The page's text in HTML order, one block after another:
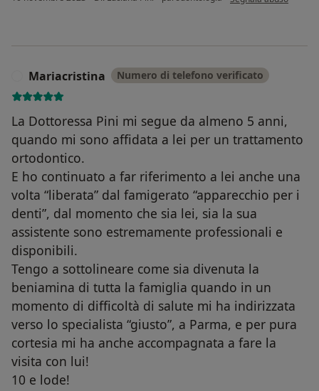
Mariacristina Numero di telefono verificato
La Dottoressa Pini mi segue da almeno 5 anni,
quando mi sono affidata a lei per un trattamento
ortodontico.
E ho continuato a far riferimento a lei anche una
volta “liberata” dal famigerato “apparecchio per i
denti”, dal momento che sia lei, sia la sua
assistente sono estremamente professionali e
disponibili.
Tengo a sottolineare come sia divenuta la
beniamina di tutta la famiglia quando in un
momento di difficoltà di salute mi ha indirizzata
verso lo specialista “giusto”, a Parma, e per pura
cortesia mi ha anche accompagnata a fare la
visita con lui!
10 e lode!